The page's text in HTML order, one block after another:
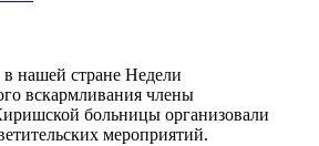
нашей стране Недели
вскармливания члены
больницы организовали
мероприятий.